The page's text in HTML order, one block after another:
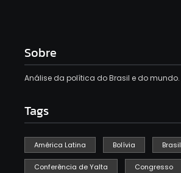
Sobre
Análise da política do Brasil e do mundo.
Tags
América Latina Bolívia Brasil
Conferência de Yalta Congresso